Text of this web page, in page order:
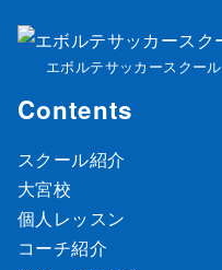
エボルテサッカースクール
Contents
スクール紹介
大宮校
個人レッスン
コーチ紹介